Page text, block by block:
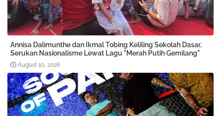
Annisa Dalimunthe dan Ikmal Tobing Keliling Sekolah Dasar,
Serukan Nasionalisme Lewat Lagu "Merah Putih Gemilang"
August 10, 2026